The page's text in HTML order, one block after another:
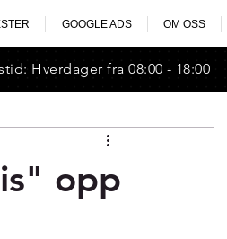
GOOGLE ADS OM OSS
Hverdager fra 08:00 - 18:00
opp